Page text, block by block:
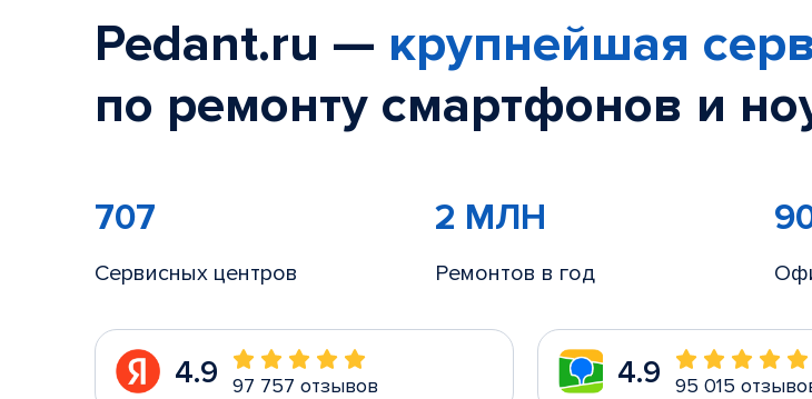
Pedant.ru — крупнейшая
по ремонту смартфонов и
707
Сервисных центров
2 МЛН
Ремонтов в год
4.9 97 757 отзывов 4.9 95 015